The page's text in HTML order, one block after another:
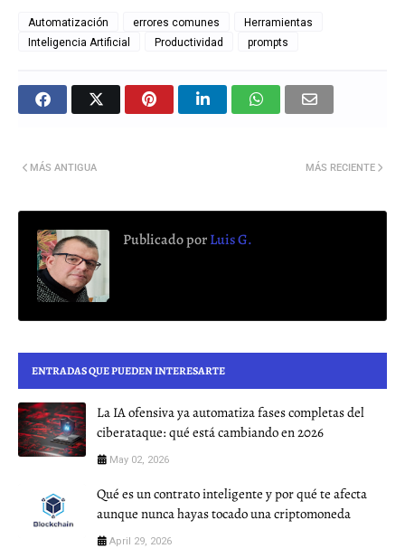
Automatización errores comunes
Herramientas
Inteligencia Artificial
Productividad prompts
MÁS RECIENTE
MÁS ANTIGUA
Publicado porLuis G.
ENTRADAS QUE PUEDEN INTERESARTE
La IA ofensiva ya automatiza fases completas del
ciberataque: qué está cambiando en 2026
May 02, 2026
Qué es un contrato inteligente y por qué te afecta
aunque nunca hayas tocado una criptomoneda
April 29, 2026